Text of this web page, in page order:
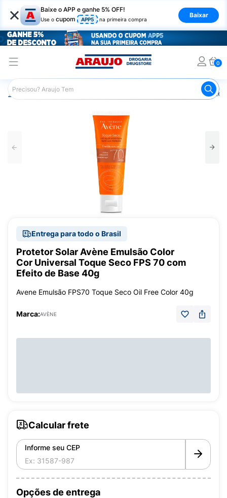
× Baixe o APP e ganhe 5% OFF!
Use o cupom APP5 na primeira compra
Baixar
0
Araujo Dermocosméticos
Entrega para todo o Brasil
Protetor Solar Avène Emulsão Color
Cor Universal Toque Seco FPS 70 com
Efeito de Base 40g
Avene Emulsão FPS70 Toque Seco Oil Free Color 40g
Marca:AVÈNE
Calcular frete
Informe seu CEP
Opções de entrega